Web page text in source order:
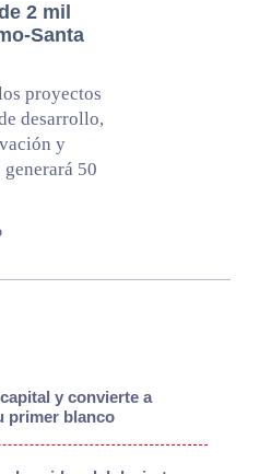
2 mil
Santa
proyectos
desarrollo,
y
50
y convierte a
primer blanco